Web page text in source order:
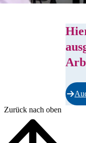
Zurück nach oben